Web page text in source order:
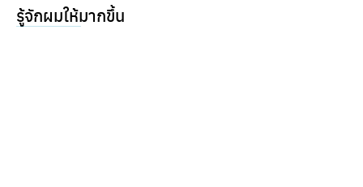
รู้จักผมให้มากขึ้น